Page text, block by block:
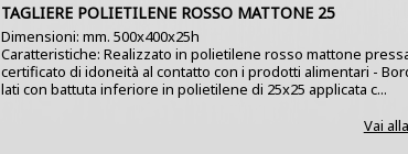
TAGLIERE POLIETILENE ROSSO MATTONE 25
Dimensioni: mm. 500x400x25h
Caratteristiche: Realizzato in polietilene rosso mattone
certificato di idoneità al contatto con i prodotti alimentari -
lati con battuta inferiore in polietilene di 25x25 applicata c...
Vai